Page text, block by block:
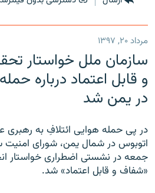
مرداد ۲۰, ۱۳۹۷
سازمان ملل خواستار
و قابل اعتماد درباره
در یمن شد
در پی حمله هوایی ائتلافِ به رهبری
اتوبوس در شمال یمن، شورای
جمعه در نشستی اضطراری خواستار
«شفاف و قابل اعتماد» شد.